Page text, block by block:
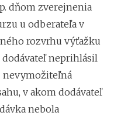
dňom zverejnenia
u odberateľa v
rozvrhu výťažku
neprihlásil
nevymožiteľná
v akom dodávateľ
nebola